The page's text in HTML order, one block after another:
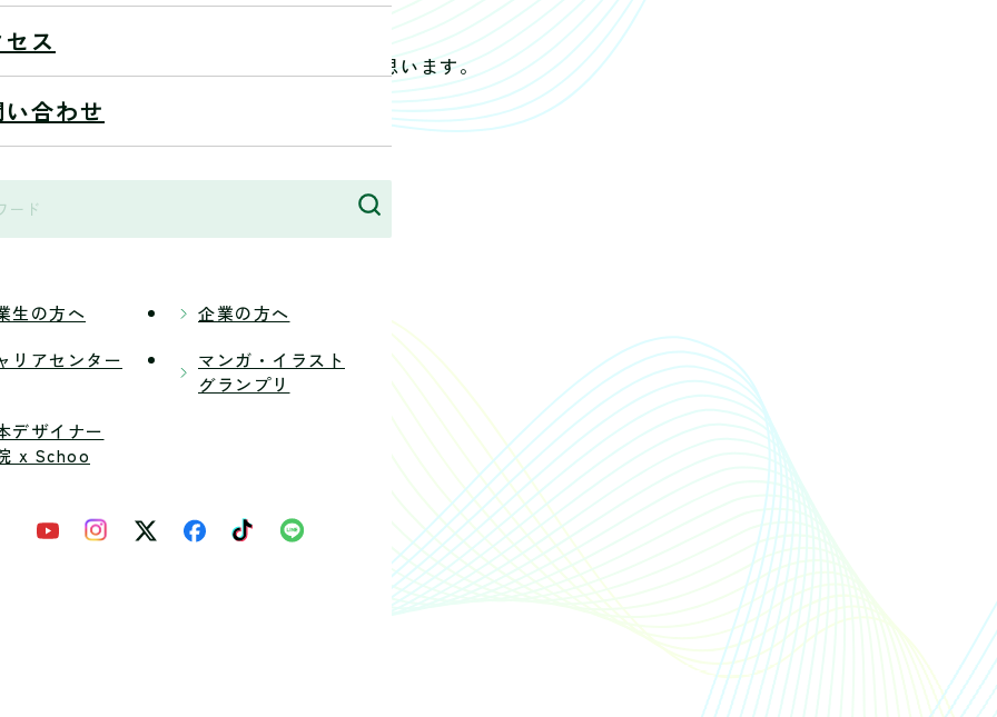
ス
合わせ
生の方へ
企業の方へ
リアセンター
マンガ・イラスト
グランプリ
デザイナー
x Schoo
リーの雰囲気をお楽しみいただけたらと思います。
を使ってお楽しみいただけます。